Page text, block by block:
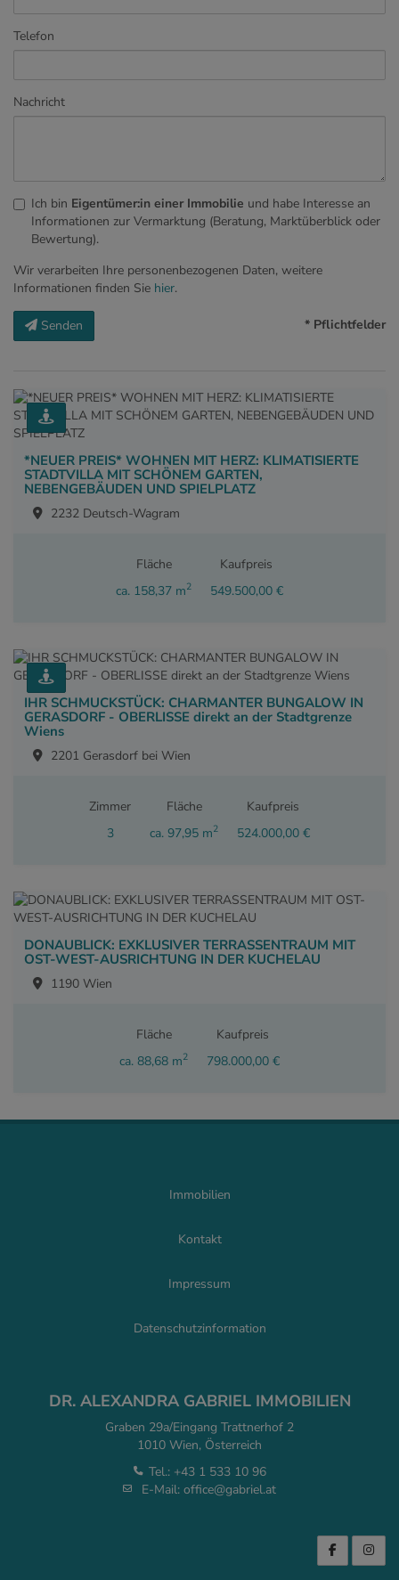
Telefon
Nachricht
Ich bin Eigentümer:in einer Immobilie und habe Interesse an
Informationen zur Vermarktung (Beratung, Marktüberblick oder
Bewertung).
Wir verarbeiten Ihre personenbezogenen Daten, weitere
Informationen finden Sie hier.
Senden * Pflichtfelder
*NEUER PREIS* WOHNEN MIT HERZ: KLIMATISIERTE
STADTVILLA MIT SCHÖNEM GARTEN,
NEBENGEBÄUDEN UND SPIELPLATZ
2232 Deutsch-Wagram
Fläche
ca. 158,37 m2
Kaufpreis
549.500,00 €
IHR SCHMUCKSTÜCK: CHARMANTER BUNGALOW IN
GERASDORF - OBERLISSE direkt an der Stadtgrenze
Wiens
2201 Gerasdorf bei Wien
Zimmer
3
Fläche
ca. 97,95 m2
Kaufpreis
524.000,00 €
DONAUBLICK: EXKLUSIVER TERRASSENTRAUM MIT
OST-WEST-AUSRICHTUNG IN DER KUCHELAU
1190 Wien
Fläche
ca. 88,68 m2
Kaufpreis
798.000,00 €
Immobilien
Kontakt
Impressum
Datenschutzinformation
DR. ALEXANDRA GABRIEL IMMOBILIEN
Graben 29a/Eingang Trattnerhof 2
1010 Wien, Österreich
Tel.: +43 1 533 10 96
E-Mail: office@gabriel.at